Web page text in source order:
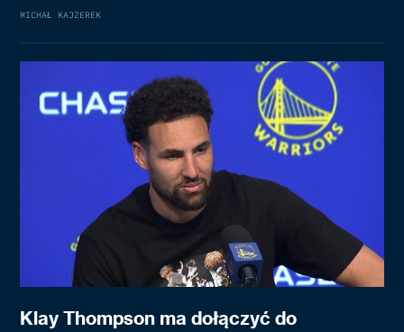
MICHAŁ KAJZEREK
Klay Thompson ma dołączyć do